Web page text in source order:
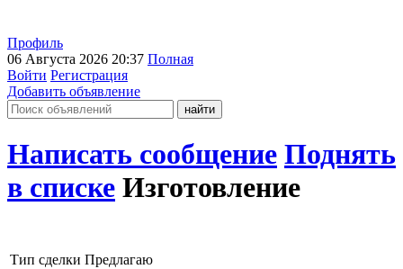
Профиль
06 Августа 2026 20:37 Полная
Войти Регистрация
Добавить объявление
Написать сообщение Поднять
в списке Изготовление
Тип сделки Предлагаю